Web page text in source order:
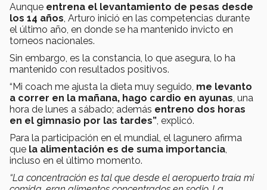
Aunque entrena el levantamiento de pesas desde
los 14 años , Arturo inició en las competencias durante
el último año, en donde se ha mantenido invicto en
torneos nacionales.
Sin embargo, es la constancia, lo que asegura, lo ha
mantenido con resultados positivos.
“Mi coach me ajusta la dieta muy seguido, me levanto
a correr en la mañana, hago cardio en ayunas , una
hora de lunes a sábado; además entreno dos horas
en el gimnasio por las tardes” , explicó.
Para la participación en el mundial, el lagunero afirma
que la alimentación es de suma importancia
incluso en el último momento.
“La concentración es tal que desde el aeropuerto traía mi